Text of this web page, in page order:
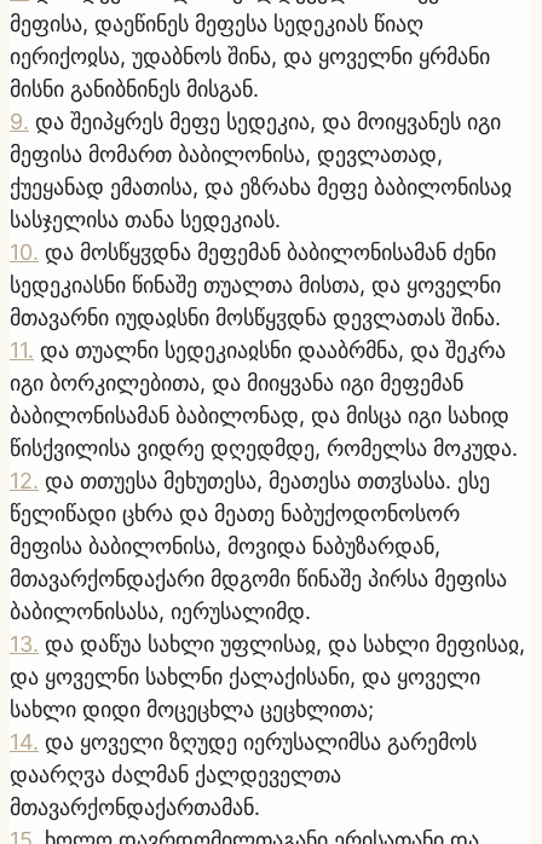
მეფისა, დაეწინეს მეფესა სედეკიას წიაღ
იერიქოჲსა, უდაბნოს შინა, და ყოველნი ყრმანი
მისნი განიბნინეს მისგან.
9. და შეიპყრეს მეფე სედეკია, და მოიყვანეს იგი
მეფისა მომართ ბაბილონისა, დევლათად,
ქუეყანად ემათისა, და ეზრახა მეფე ბაბილონისაჲ
სასჯელისა თანა სედეკიას.
10. და მოსწყჳდნა მეფემან ბაბილონისამან ძენი
სედეკიასნი წინაშე თუალთა მისთა, და ყოველნი
მთავარნი იუდაჲსნი მოსწყჳდნა დევლათას შინა.
11. და თუალნი სედეკიაჲსნი დააბრმნა, და შეკრა
იგი ბორკილებითა, და მიიყვანა იგი მეფემან
ბაბილონისამან ბაბილონად, და მისცა იგი სახიდ
წისქვილისა ვიდრე დღედმდე, რომელსა მოკუდა.
12. და თთუესა მეხუთესა, მეათესა თთჳსასა. ესე
წელიწადი ცხრა და მეათე ნაბუქოდონოსორ
მეფისა ბაბილონისა, მოვიდა ნაბუზარდან,
მთავარქონდაქარი მდგომი წინაშე პირსა მეფისა
ბაბილონისასა, იერუსალიმდ.
13. და დაწუა სახლი უფლისაჲ, და სახლი მეფისაჲ,
და ყოველნი სახლნი ქალაქისანი, და ყოველი
სახლი დიდი მოცეცხლა ცეცხლითა;
14. და ყოველი ზღუდე იერუსალიმსა გარემოს
დაარღჳა ძალმან ქალდეველთა
მთავარქონდაქართამან.